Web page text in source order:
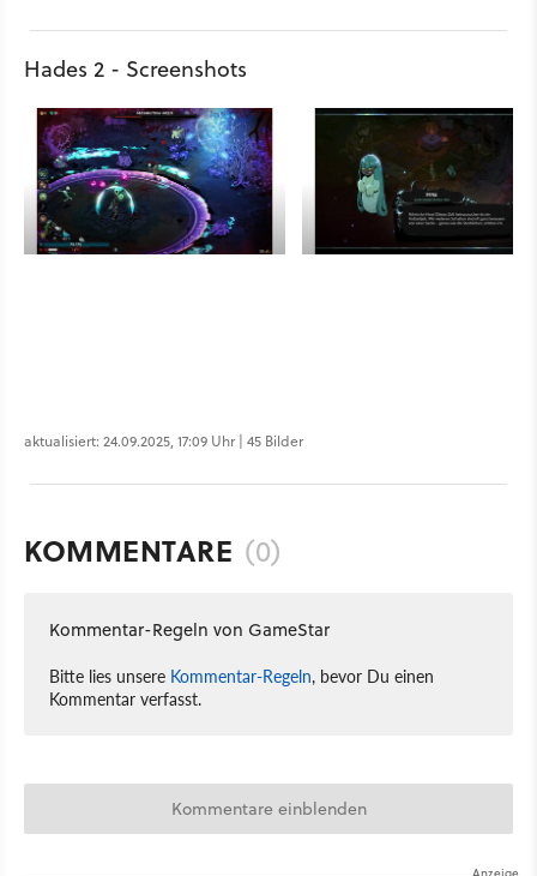
Hades 2 - Screenshots
aktualisiert: 24.09.2025, 17:09 Uhr | 45 Bilder
KOMMENTARE (0)
Kommentar-Regeln von GameStar
Bitte lies unsere Kommentar-Regeln, bevor Du einen
Kommentar verfasst.
Kommentare einblenden